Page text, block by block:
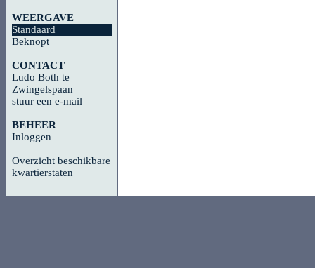
WEERGAVE
Standaard
Beknopt
CONTACT
Ludo Both te
Zwingelspaan
stuur een e-mail
BEHEER
Inloggen
Overzicht beschikbare
kwartierstaten